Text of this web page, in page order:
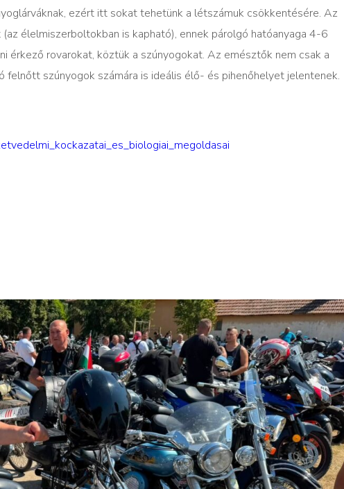
ezért itt sokat tehetünk a létszámuk csökkentésére. Az
élelmiszerboltokban is kapható), ennek párolgó hatóanyaga 4-6
érkező rovarokat, köztük a szúnyogokat. Az emésztők nem csak a
felnőtt szúnyogok számára is ideális élő- és pihenőhelyet jelentenek.